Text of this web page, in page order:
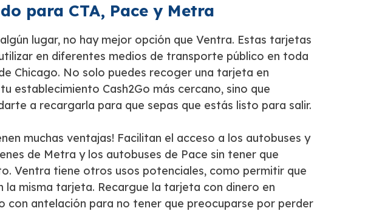
para CTA, Pace y Metra
lugar, no hay mejor opción que Ventra. Estas tarjetas
en diferentes medios de transporte público en toda
Chicago. No solo puedes recoger una tarjeta en
establecimiento Cash2Go más cercano, sino que
a recargarla para que sepas que estás listo para salir.
muchas ventajas! Facilitan el acceso a los autobuses y
de Metra y los autobuses de Pace sin tener que
Ventra tiene otros usos potenciales, como permitir que
la misma tarjeta. Recargue la tarjeta con dinero en
con antelación para no tener que preocuparse por perder